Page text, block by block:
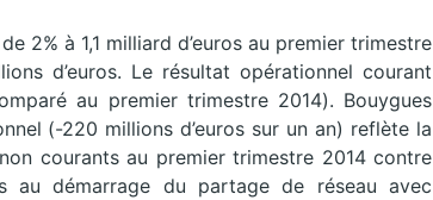
2% à 1,1 milliard d’euros au premier trimestre
d’euros. Le résultat opérationnel courant
au premier trimestre 2014). Bouygues
(-220 millions d’euros sur un an) reflète la
courants au premier trimestre 2014 contre
au démarrage du partage de réseau avec